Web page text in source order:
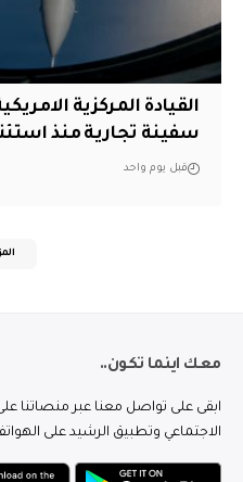
سفينة تجارية منذ
قبل يوم واحد
معك اينما تكون..
ابقى على تواصل معنا عبر منصاتنا
الاجتماعي وتطبيق الرشيد على